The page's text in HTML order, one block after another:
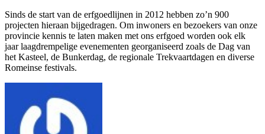
Sinds de start van de erfgoedlijnen in 2012 hebben zo’n 900
projecten hieraan bijgedragen. Om inwoners en bezoekers van onze
provincie kennis te laten maken met ons erfgoed worden ook elk
jaar laagdrempelige evenementen georganiseerd zoals de Dag van
het Kasteel, de Bunkerdag, de regionale Trekvaartdagen en diverse
Romeinse festivals.